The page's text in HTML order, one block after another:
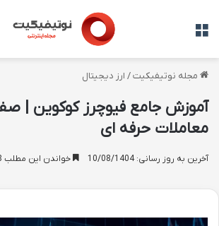
مجله نوتیفیکیت/ ارز دیجیتال
آموزش جامع فیوچرز کوکوین |
معاملات حرفه ای
آخرین به روز رسانی: 10/08/1404 خواندن این مطلب 18 دقیقه زمان میبرد